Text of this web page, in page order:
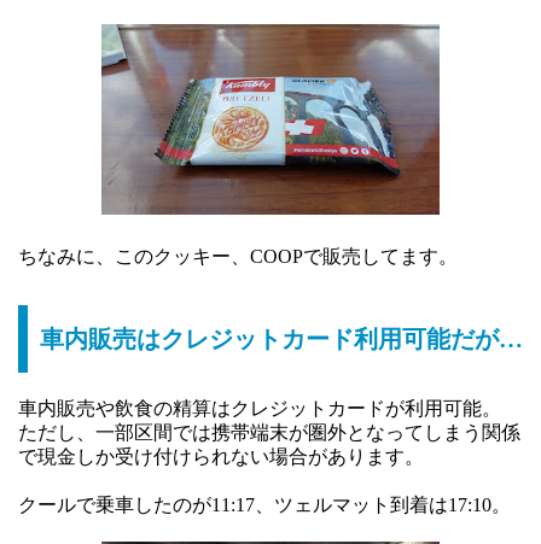
ちなみに、このクッキー、COOPで販売してます。
車内販売はクレジットカード利用可能だが…
車内販売や飲食の精算はクレジットカードが利用可能。
ただし、一部区間では携帯端末が圏外となってしまう関係
で現金しか受け付けられない場合があります。
クールで乗車したのが11:17、ツェルマット到着は17:10。